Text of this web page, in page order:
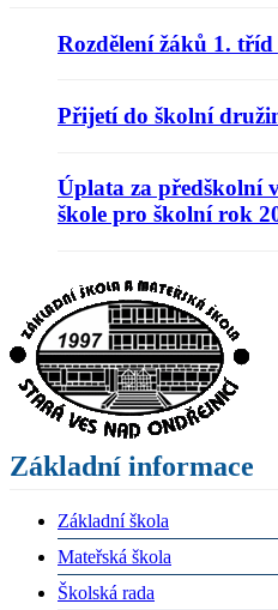
Rozdělení žáků 1.
Přijetí do školní
Úplata za předškolní
škole pro školní rok
Základní informace
Základní škola
Mateřská škola
Školská rada